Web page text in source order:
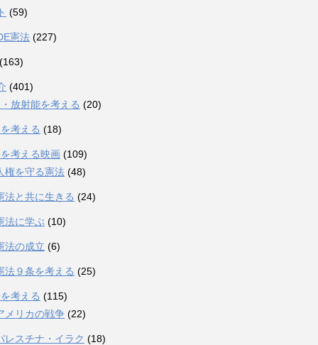
(59)
憲法 (227)
(401)
放射能を考える (20)
考える (18)
考える映画 (109)
権を守る憲法 (48)
法と共に生きる (24)
法に学ぶ (10)
法の成立 (6)
法９条を考える (25)
考える (115)
メリカの戦争 (22)
レスチナ・イラク (18)